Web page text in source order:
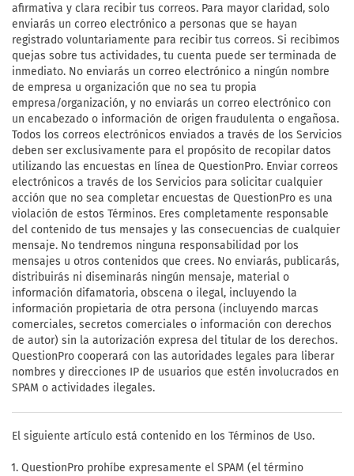
afirmativa y clara recibir tus correos. Para mayor claridad, solo
enviarás un correo electrónico a personas que se hayan
registrado voluntariamente para recibir tus correos. Si recibimos
quejas sobre tus actividades, tu cuenta puede ser terminada de
inmediato. No enviarás un correo electrónico a ningún nombre
de empresa u organización que no sea tu propia
empresa/organización, y no enviarás un correo electrónico con
un encabezado o información de origen fraudulenta o engañosa.
Todos los correos electrónicos enviados a través de los Servicios
deben ser exclusivamente para el propósito de recopilar datos
utilizando las encuestas en línea de QuestionPro. Enviar correos
electrónicos a través de los Servicios para solicitar cualquier
acción que no sea completar encuestas de QuestionPro es una
violación de estos Términos. Eres completamente responsable
del contenido de tus mensajes y las consecuencias de cualquier
mensaje. No tendremos ninguna responsabilidad por los
mensajes u otros contenidos que crees. No enviarás, publicarás,
distribuirás ni diseminarás ningún mensaje, material o
información difamatoria, obscena o ilegal, incluyendo la
información propietaria de otra persona (incluyendo marcas
comerciales, secretos comerciales o información con derechos
de autor) sin la autorización expresa del titular de los derechos.
QuestionPro cooperará con las autoridades legales para liberar
nombres y direcciones IP de usuarios que estén involucrados en
SPAM o actividades ilegales.
El siguiente artículo está contenido en los Términos de Uso.
QuestionPro prohíbe expresamente el SPAM (el término